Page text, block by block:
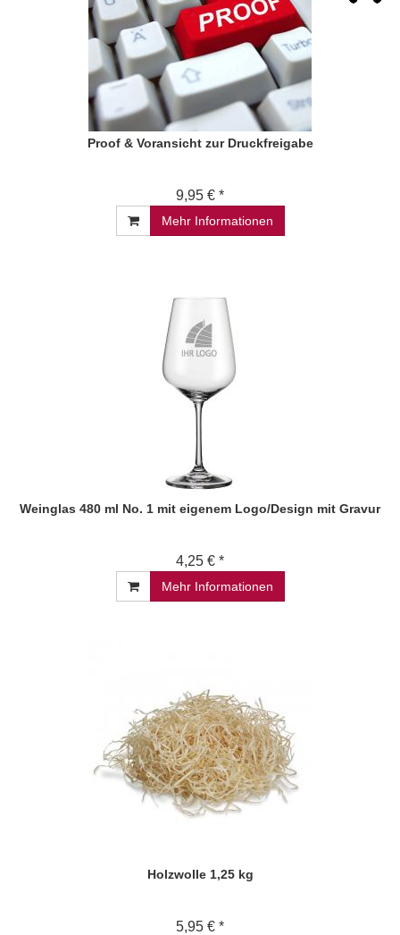
Proof & Voransicht zur Druckfreigabe
9,95 € *
Mehr Informationen
Weinglas 480 ml No. 1 mit eigenem Logo/Design mit Gravur
4,25 € *
Mehr Informationen
Holzwolle 1,25 kg
5,95 € *